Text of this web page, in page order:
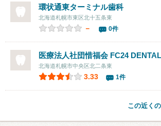
環状通東ターミナル歯科
北海道札幌市東区北十五条東
－ 0件
医療法人社団惜福会 FC24
北海道札幌市中央区北二条東
3.33 1件
この近く